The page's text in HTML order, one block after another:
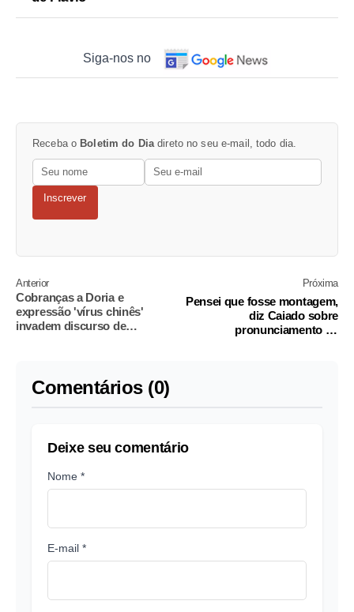
Siga-nos no
Receba o Boletim do Diadireto no seu e-mail, todo dia.
Inscrever
Anterior
Cobranças a Doria e
expressão 'vírus chinês'
invadem discurso de
Próxima
Pensei que fosse montagem,
diz Caiado sobre
pronunciamento de
Comentários (0)
Deixe seu comentário
Nome *
E-mail *